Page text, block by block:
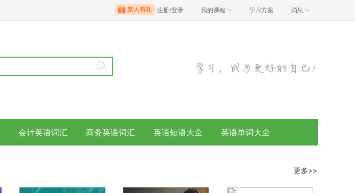
注册/登录 我的课程 学习方案 消息
会计英语词汇 商务英语词汇 英语短语大全 英语单词大全
更多>>